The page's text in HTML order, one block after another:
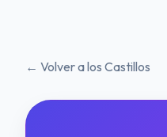
← Volver a los Castillos